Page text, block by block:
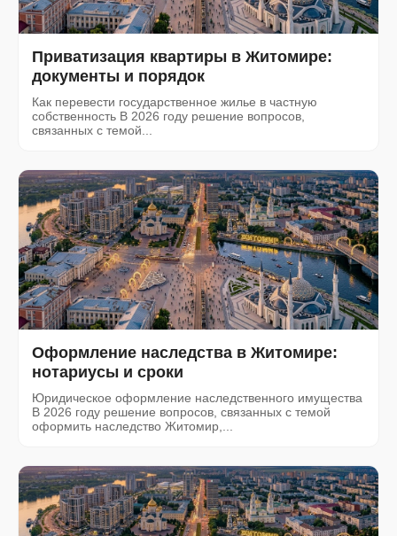
Приватизация квартиры в Житомире:
документы и порядок
Как перевести государственное жилье в частную
собственность В 2026 году решение вопросов,
связанных с темой...
Оформление наследства в Житомире:
нотариусы и сроки
Юридическое оформление наследственного имущества
В 2026 году решение вопросов, связанных с темой
оформить наследство Житомир,...